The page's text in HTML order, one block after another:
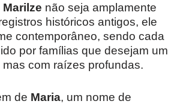
Marilze não seja amplamente
históricos antigos, ele
contemporâneo, sendo cada
por famílias que desejam um
com raízes profundas.
de Maria, um nome de